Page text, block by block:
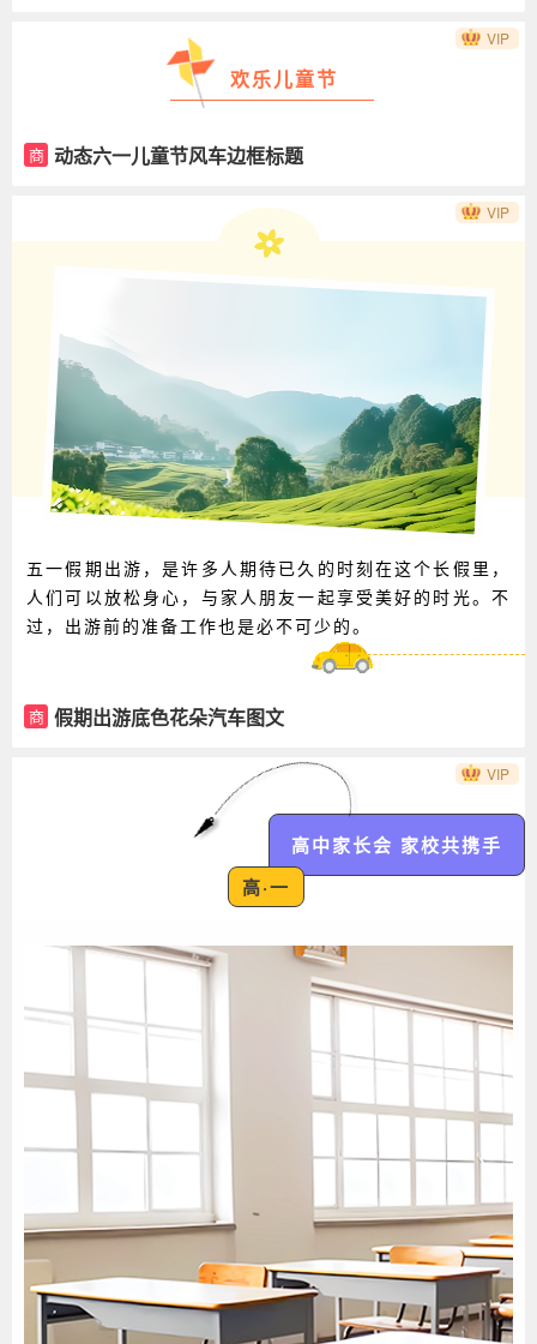
欢乐儿童节
商 动态六一儿童节风车边框标题
VIP
五一假期出游，是许多人期待已久的时刻在这个长假里，
人们可以放松身心，与家人朋友一起享受美好的时光。不
过，出游前的准备工作也是必不可少的。
商 假期出游底色花朵汽车图文
VIP
高中家长会 家校共携手
高·一
VIP